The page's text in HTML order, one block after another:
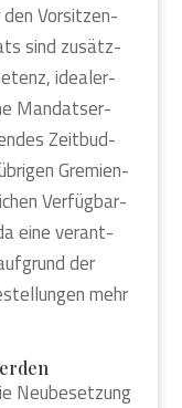
den Vor­sit­zen­
sind zusätz­
idea­ler­
Man­dats­er­
Zeit­bud­
Gre­mi­en­
Ver­füg­bar­
eine ver­ant­
der
mehr
Neu­be­set­zung